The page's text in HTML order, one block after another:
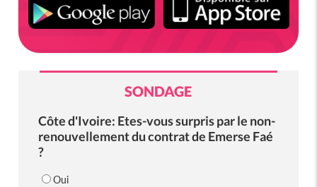
SONDAGE
Côte d'Ivoire: Etes-vous surpris par le non-
renouvellement du contrat de Emerse Faé
?
Oui